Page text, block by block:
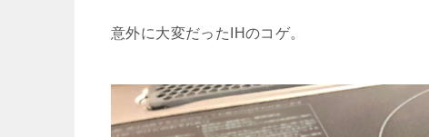
意外に大変だったIHのコゲ。